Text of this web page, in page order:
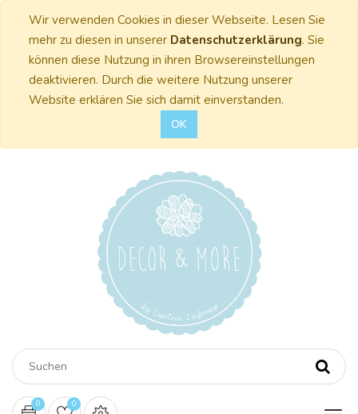
Wir verwenden Cookies in dieser Webseite. Lesen Sie
mehr zu diesen in unserer Datenschutzerklärung. Sie
können diese Nutzung in ihren Browsereinstellungen
deaktivieren. Durch die weitere Nutzung unserer
Website erklären Sie sich damit einverstanden.
OK
0 0